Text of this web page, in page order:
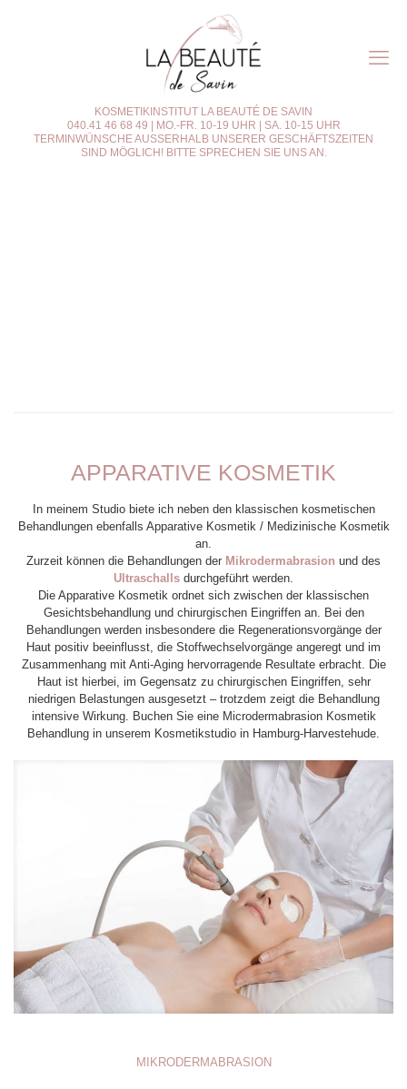
KOSMETIKINSTITUT LA BEAUTÉ DE SAVIN
040.41 46 68 49 | MO.-FR. 10-19 UHR | SA. 10-15 UHR
TERMINWÜNSCHE AUSSERHALB UNSERER GESCHÄFTSZEITEN
SIND MÖGLICH! BITTE SPRECHEN SIE UNS AN.
APPARATIVE KOSMETIK
In meinem Studio biete ich neben den klassischen kosmetischen
Behandlungen ebenfalls Apparative Kosmetik / Medizinische Kosmetik
an.
Zurzeit können die Behandlungen der Mikrodermabrasion und des
Ultraschalls durchgeführt werden.
Die Apparative Kosmetik ordnet sich zwischen der klassischen
Gesichtsbehandlung und chirurgischen Eingriffen an. Bei den
Behandlungen werden insbesondere die Regenerationsvorgänge der
Haut positiv beeinflusst, die Stoffwechselvorgänge angeregt und im
Zusammenhang mit Anti-Aging hervorragende Resultate erbracht. Die
Haut ist hierbei, im Gegensatz zu chirurgischen Eingriffen, sehr
niedrigen Belastungen ausgesetzt – trotzdem zeigt die Behandlung
intensive Wirkung. Buchen Sie eine Microdermabrasion Kosmetik
Behandlung in unserem Kosmetikstudio in Hamburg-Harvestehude.
MIKRODERMABRASION